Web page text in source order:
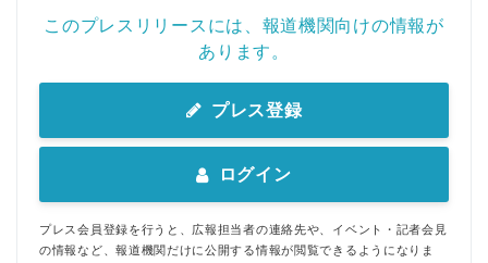
このプレスリリースには、報道機関向けの情報が
あります。
プレス登録
ログイン
プレス会員登録を行うと、広報担当者の連絡先や、イベント・記者会見
の情報など、報道機関だけに公開する情報が閲覧できるようになりま